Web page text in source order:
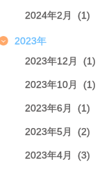
2024年2月 (1)
2023年
2023年12月 (1)
2023年10月 (1)
2023年6月 (1)
2023年5月 (2)
2023年4月 (3)